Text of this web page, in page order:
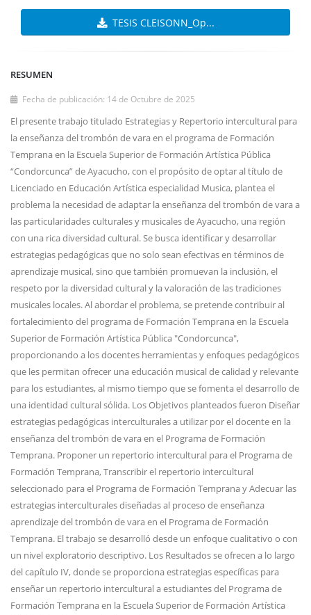
TESIS CLEISONN_Op...
RESUMEN
Fecha de publicación: 14 de Octubre de 2025
El presente trabajo titulado Estrategias y Repertorio intercultural para
la enseñanza del trombón de vara en el programa de Formación
Temprana en la Escuela Superior de Formación Artística Pública
“Condorcunca” de Ayacucho, con el propósito de optar al título de
Licenciado en Educación Artística especialidad Musica, plantea el
problema la necesidad de adaptar la enseñanza del trombón de vara a
las particularidades culturales y musicales de Ayacucho, una región
con una rica diversidad cultural. Se busca identificar y desarrollar
estrategias pedagógicas que no solo sean efectivas en términos de
aprendizaje musical, sino que también promuevan la inclusión, el
respeto por la diversidad cultural y la valoración de las tradiciones
musicales locales. Al abordar el problema, se pretende contribuir al
fortalecimiento del programa de Formación Temprana en la Escuela
Superior de Formación Artística Pública "Condorcunca",
proporcionando a los docentes herramientas y enfoques pedagógicos
que les permitan ofrecer una educación musical de calidad y relevante
para los estudiantes, al mismo tiempo que se fomenta el desarrollo de
una identidad cultural sólida. Los Objetivos planteados fueron Diseñar
estrategias pedagógicas interculturales a utilizar por el docente en la
enseñanza del trombón de vara en el Programa de Formación
Temprana. Proponer un repertorio intercultural para el Programa de
Formación Temprana, Transcribir el repertorio intercultural
seleccionado para el Programa de Formación Temprana y Adecuar las
estrategias interculturales diseñadas al proceso de enseñanza
aprendizaje del trombón de vara en el Programa de Formación
Temprana. El trabajo se desarrolló desde un enfoque cualitativo o con
un nivel exploratorio descriptivo. Los Resultados se ofrecen a lo largo
del capítulo IV, donde se proporciona estrategias específicas para
enseñar un repertorio intercultural a estudiantes del Programa de
Formación Temprana en la Escuela Superior de Formación Artística